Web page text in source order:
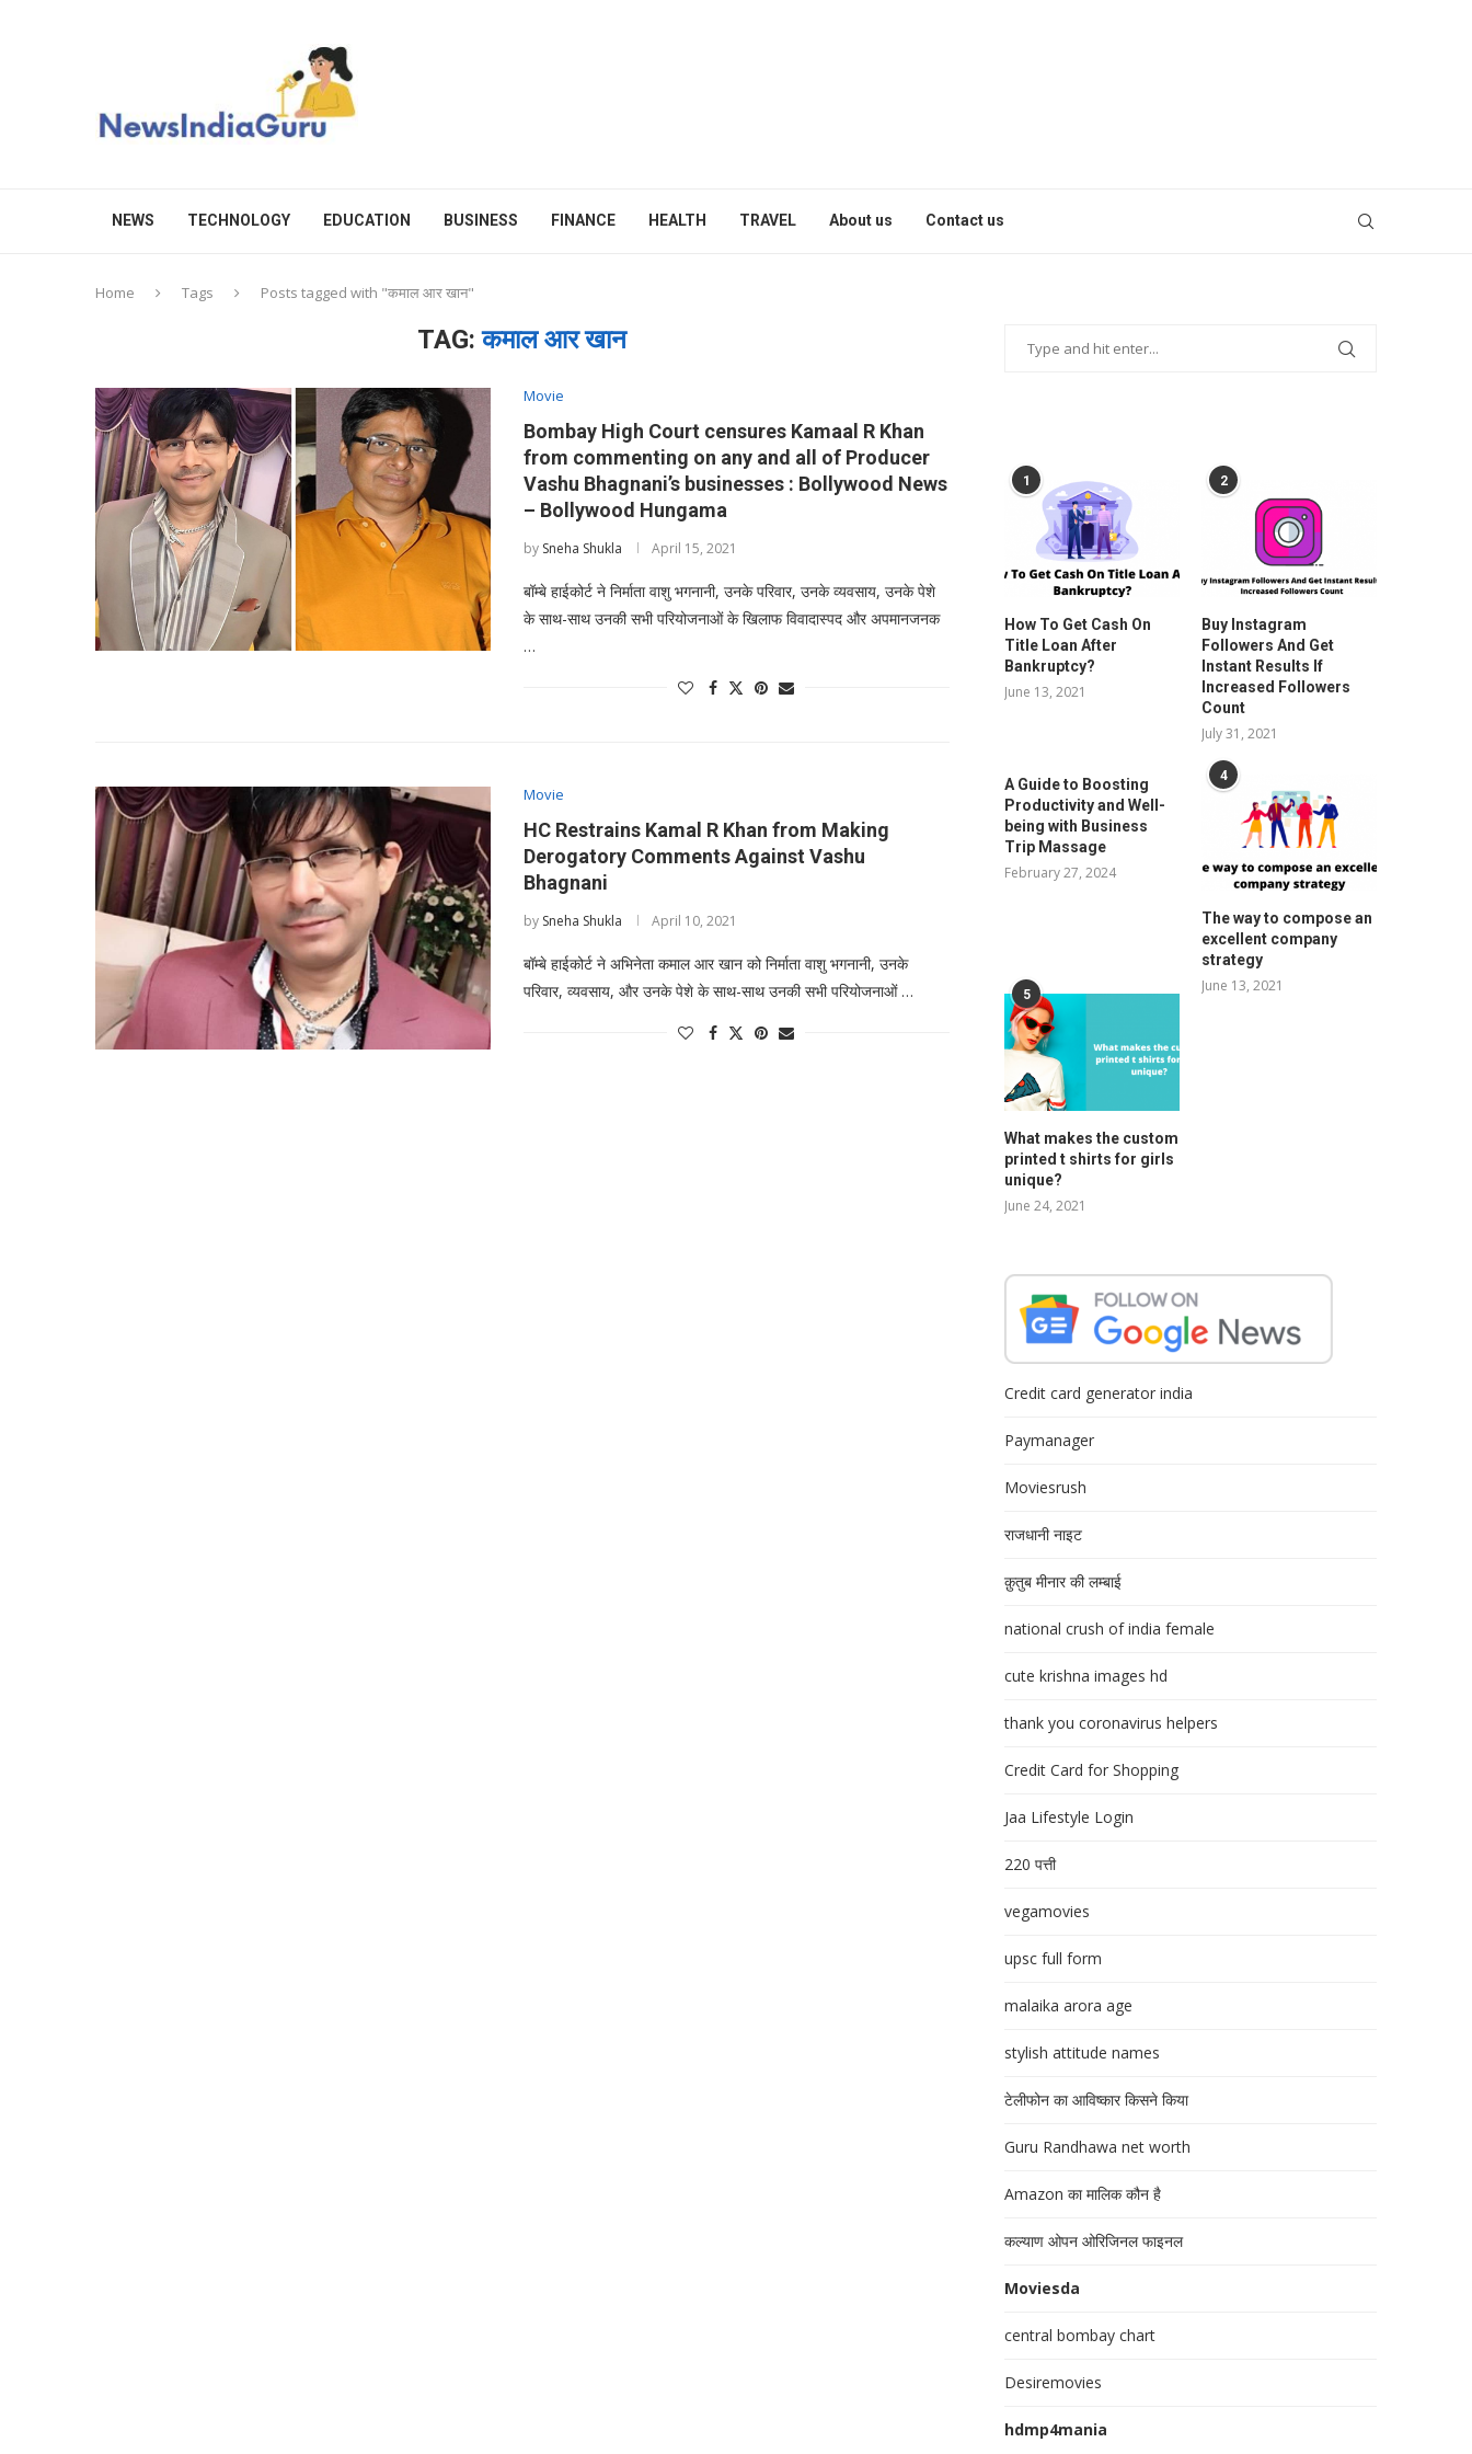
NEWS TECHNOLOGY EDUCATION BUSINESS FINANCE HEALTH TRAVEL About us Contact us
Home Tags Posts tagged with "कमाल आर खान"
TAG:कमाल आर खान
Movie
Bombay High Court censures Kamaal R Khan
from commenting on any and all of Producer
Vashu Bhagnani’s businesses : Bollywood News
– Bollywood Hungama
by Sneha Shukla April 15, 2021
बॉम्बे हाईकोर्ट ने निर्माता वाशु भगनानी, उनके परिवार, उनके व्यवसाय, उनके पेशे
के साथ-साथ उनकी सभी परियोजनाओं के खिलाफ विवादास्पद और अपमानजनक
…
Movie
HC Restrains Kamal R Khan from Making
Derogatory Comments Against Vashu
Bhagnani
by Sneha Shukla April 10, 2021
बॉम्बे हाईकोर्ट ने अभिनेता कमाल आर खान को निर्माता वाशु भगनानी, उनके
परिवार, व्यवसाय, और उनके पेशे के साथ-साथ उनकी सभी परियोजनाओं …
1
How To Get Cash On
Title Loan After
Bankruptcy?
June 13, 2021
2
Buy Instagram
Followers And Get
Instant Results If
Increased Followers
Count
July 31, 2021
A Guide to Boosting
Productivity and Well-
being with Business
Trip Massage
February 27, 2024
4
The way to compose an
excellent company
strategy
June 13, 2021
5
What makes the custom
printed t shirts for girls
unique?
June 24, 2021
Credit card generator india
Paymanager
Moviesrush
राजधानी नाइट
क़ुतुब मीनार की लम्बाई
national crush of india female
cute krishna images hd
thank you coronavirus helpers
Credit Card for Shopping
Jaa Lifestyle Login
220 पत्ती
vegamovies
upsc full form
malaika arora age
stylish attitude names
टेलीफोन का आविष्कार किसने किया
Guru Randhawa net worth
Amazon का मालिक कौन है
कल्याण ओपन ओरिजिनल फाइनल
Moviesda
central bombay chart
Desiremovies
hdmp4mania